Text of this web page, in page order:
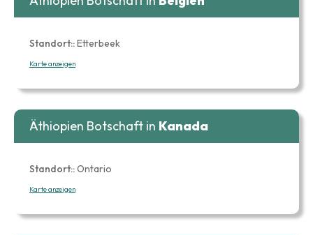
Standort::Etterbeek
Karte anzeigen
Äthiopien Botschaft in Kanada
Standort::Ontario
Karte anzeigen